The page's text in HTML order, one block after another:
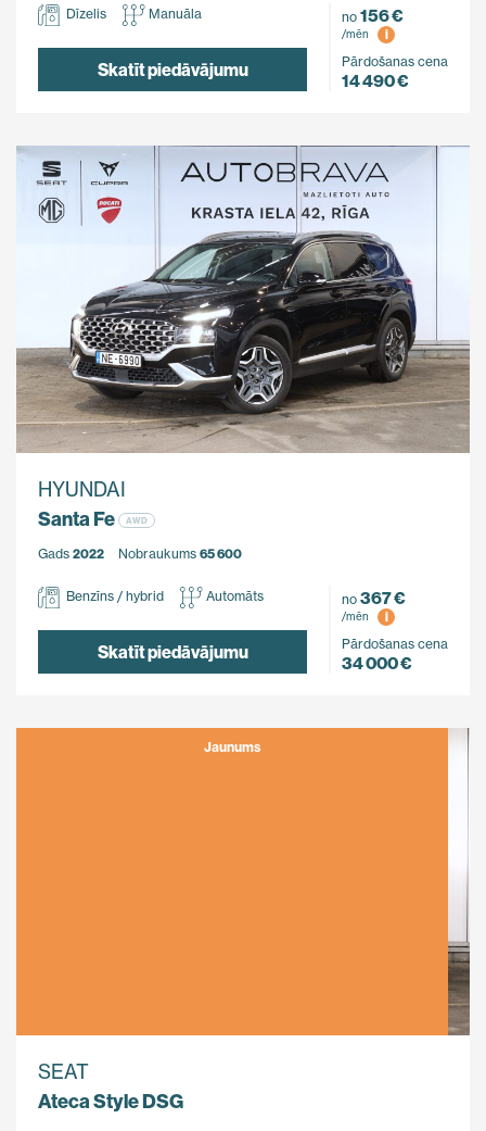
Dīzelis Manuāla
Skatīt piedāvājumu
no 156 €
/mēn
i
Pārdošanas cena
14 490 €
HYUNDAI
Santa Fe
AWD
Gads 2022 Nobraukums 65 600
Benzīns / hybrid Automāts
Skatīt piedāvājumu
no 367 €
/mēn
i
Pārdošanas cena
34 000 €
Jaunums
SEAT
Ateca Style DSG